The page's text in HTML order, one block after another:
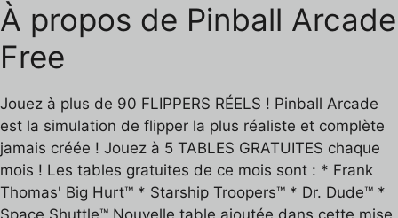
À propos de Pinball Arcade
Free
Jouez à plus de 90 FLIPPERS RÉELS ! Pinball Arcade
est la simulation de flipper la plus réaliste et complète
jamais créée ! Jouez à 5 TABLES GRATUITES chaque
mois ! Les tables gratuites de ce mois sont : * Frank
Thomas' Big Hurt™ * Starship Troopers™ * Dr. Dude™ *